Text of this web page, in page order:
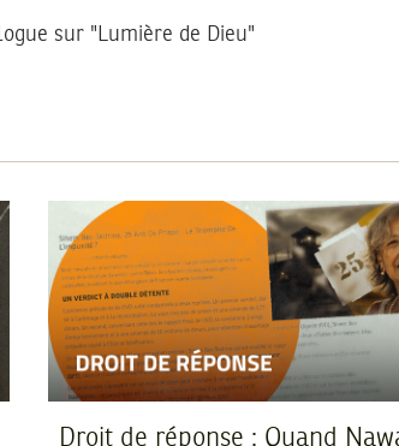
sur "Lumière de Dieu"
Droit de réponse : Quand